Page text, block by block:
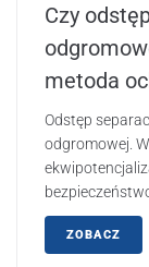
Czy
metoda
Odstęp
odgromowej.
ZOBACZ